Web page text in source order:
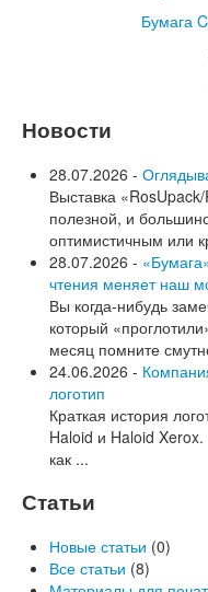
Бумага
Новости
28.07.2026 -
Выставка
полезной, и
оптимистичным или
28.07.2026 -
чтения меняет наш
Вы когда-нибудь
который
месяц помните
24.06.2026 -
логотип
Краткая история
Haloid и Haloid
как ...
Статьи
Новые статьи (0)
Все статьи (8)